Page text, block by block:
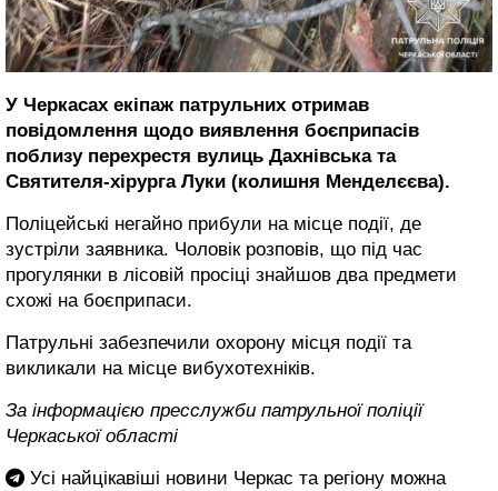
У Черкасах екіпаж патрульних отримав
повідомлення щодо виявлення боєприпасів
поблизу перехрестя вулиць Дахнівська та
Святителя-хірурга Луки (колишня Менделєєва).
Поліцейські негайно прибули на місце події, де
зустріли заявника. Чоловік розповів, що під час
прогулянки в лісовій просіці знайшов два предмети
схожі на боєприпаси.
Патрульні забезпечили охорону місця події та
викликали на місце вибухотехніків.
За інформацією пресслужби патрульної поліції
Черкаської області
Усі найцікавіші новини Черкас та регіону можна